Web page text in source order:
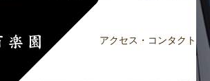
アクセス・コンタクト